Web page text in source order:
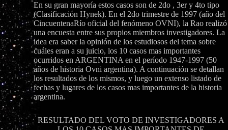
En su gran mayoría estos casos son de 2do , 3er y 4to tipo
(Clasificación Hynek). En el 2do trimestre de 1997 (año del
CincuentenaRío oficial del fenómeno OVNI), la Rao realizó
una encuesta entre sus propios miembros investigadores. La
idea era saber la opinión de los estudiosos del tema sobre
cuáles eran a su juicio, los 10 casos mas importantes
ocurridos en ARGENTINA en el período 1947-1997 (50
años de historia Ovni argentina). A continuación se detallan
los resultados de los mismos, y luego un extenso listado de
fechas y lugares de los casos mas importantes de la historia
argentina.
RESULTADO DEL VOTO DE INVESTIGADORES A